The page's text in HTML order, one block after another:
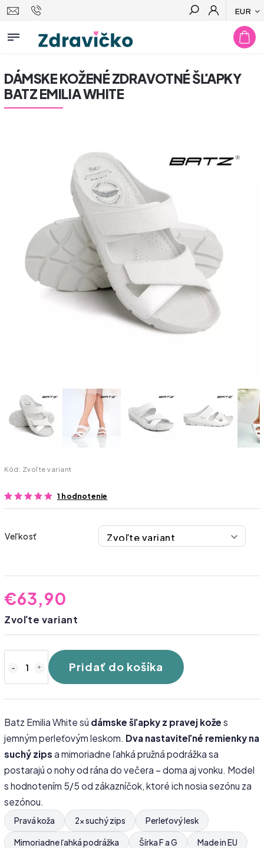
EUR
Hľadať
DÁMSKE KOŽENÉ ZDRAVOTNÉ ŠĽAPKY
BATZ EMILIA WHITE
Kód: Zvoľte variant
1 hodnotenie
Veľkosť
€63,90
Zvoľte variant
Pridať do košíka
Batz Emilia White sú dámske šľapky z pravej kože s
jemným perleťovým leskom. Dva nastaviteľné remienky na
suchý zips a mimoriadne ľahká pružná podrážka sa
postarajú o nohy od rána do večera – doma aj vonku. Model
s hodnotením 5/5 od zákazníčok, ktoré ich nosia sezónu za
sezónou.
Pravá koža 2× suchý zips Perleťový lesk
Mimoriadne ľahká podrážka Šírka F a G Made in EU